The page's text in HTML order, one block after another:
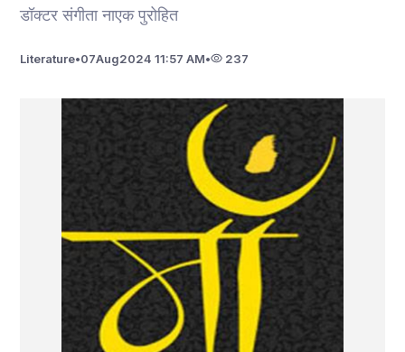
डॉक्टर संगीता नाएक पुरोहित
Literature•07Aug2024 11:57 AM• 237